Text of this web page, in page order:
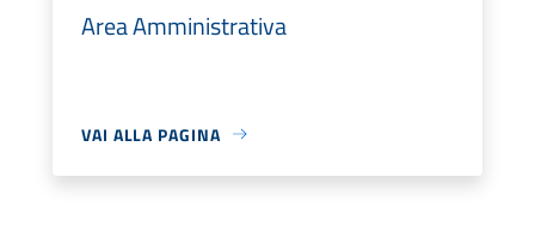
Area Amministrativa
VAI ALLA PAGINA